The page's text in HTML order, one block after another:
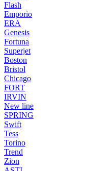
Flash
Emporio
ERA
Genesis
Fortuna
Superjet
Boston
Bristol
Chicago
FORT
IRVIN
New line
SPRING
Swift
Tess
Torino
Trend
Zion